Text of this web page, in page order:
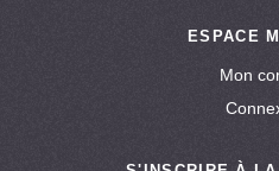
ESPACE
Mon